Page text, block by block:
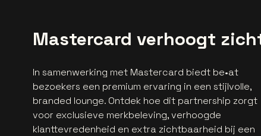
Mastercard verhoogt
In samenwerking met Mastercard biedt be•at
bezoekers een premium ervaring in een stijlvolle,
branded lounge. Ontdek hoe dit partnership zorgt
voor exclusieve merkbeleving, verhoogde
klanttevredenheid en extra zichtbaarheid bij een